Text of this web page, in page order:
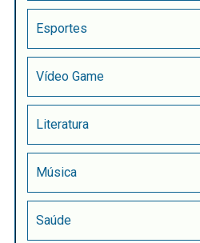
Esportes
Vídeo Game
Literatura
Música
Saúde